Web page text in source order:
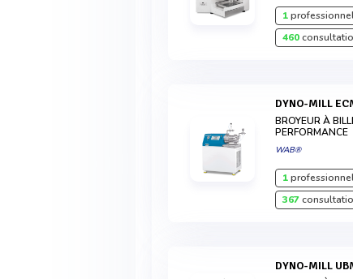
1
460
DYNO-MILL
BROYEUR À
PERFORMANCE
WAB®
1
367
DYNO-MILL